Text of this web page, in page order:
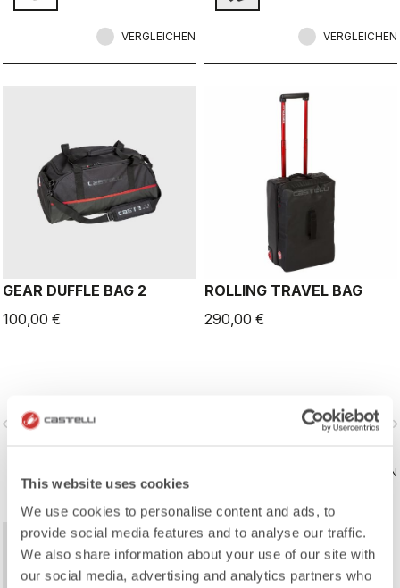
This website uses cookies
We use cookies to personalise content and ads, to
provide social media features and to analyse our traffic.
We also share information about your use of our site with
our social media, advertising and analytics partners who
VERGLEICHEN VERGLEICHEN
GEAR DUFFLE BAG 2
100,00 €
ROLLING TRAVEL BAG
290,00 €
VERGLEICHEN